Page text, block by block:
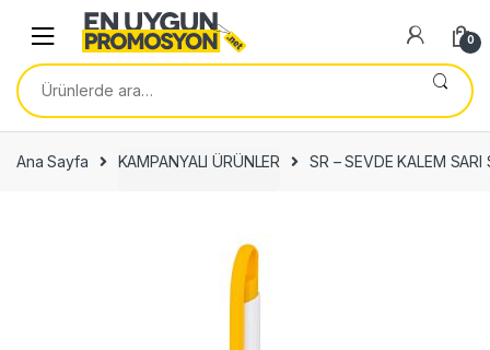
navigation
content
0
Ara:
Ana Sayfa KAMPANYALI ÜRÜNLER SR – SEVDE KALEM